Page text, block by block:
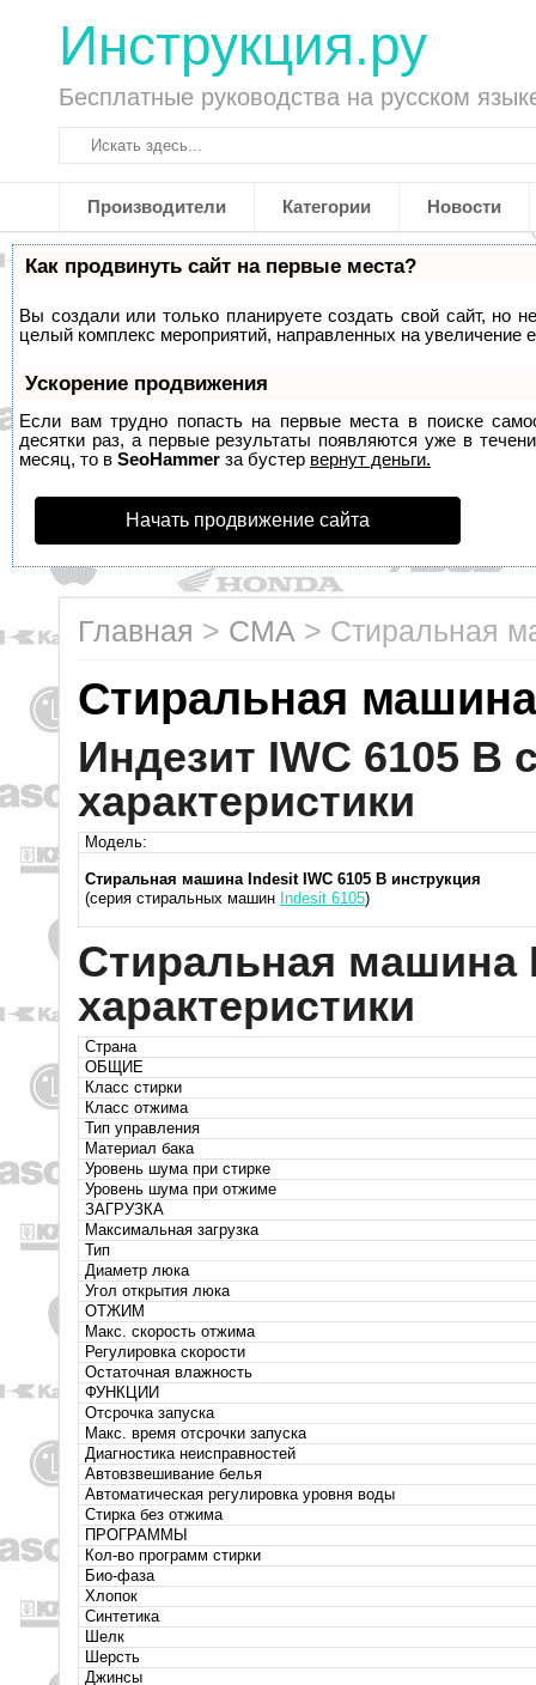
Инструкция.ру
Бесплатные руководства на русском
Производители Категории Новости
Как продвинуть сайт на первые места?
Вы создали или только планируете создать свой сайт, но
целый комплекс мероприятий, направленных на увеличение
Ускорение продвижения
Если вам трудно попасть на первые места в поиске
десятки раз, а первые результаты появляются уже в
месяц, то в SeoHammer за бустер вернут деньги.
Начать продвижение сайта
Главная > СМА > Стиральная
Стиральная
Индезит IWC 6105 B
характеристики
Модель:
Стиральная машина Indesit IWC 6105 B инструкция
(серия стиральных машин Indesit 6105)
Стиральная машина
характеристики
Страна
ОБЩИЕ
Класс стирки
Класс отжима
Тип управления
Материал бака
Уровень шума при стирке
Уровень шума при отжиме
ЗАГРУЗКА
Максимальная загрузка
Тип
Диаметр люка
Угол открытия люка
ОТЖИМ
Макс. скорость отжима
Регулировка скорости
Остаточная влажность
ФУНКЦИИ
Отсрочка запуска
Макс. время отсрочки запуска
Диагностика неисправностей
Автовзвешивание белья
Автоматическая регулировка уровня воды
Стирка без отжима
ПРОГРАММЫ
Кол-во программ стирки
Био-фаза
Хлопок
Синтетика
Шелк
Шерсть
Джинсы